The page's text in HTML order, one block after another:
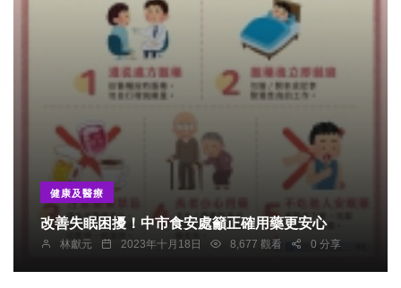
健康及醫療
改善失眠困擾！中市食安處籲正確用藥更安心
林獻元 2023年十月18日 8,677 觀看 0 分享